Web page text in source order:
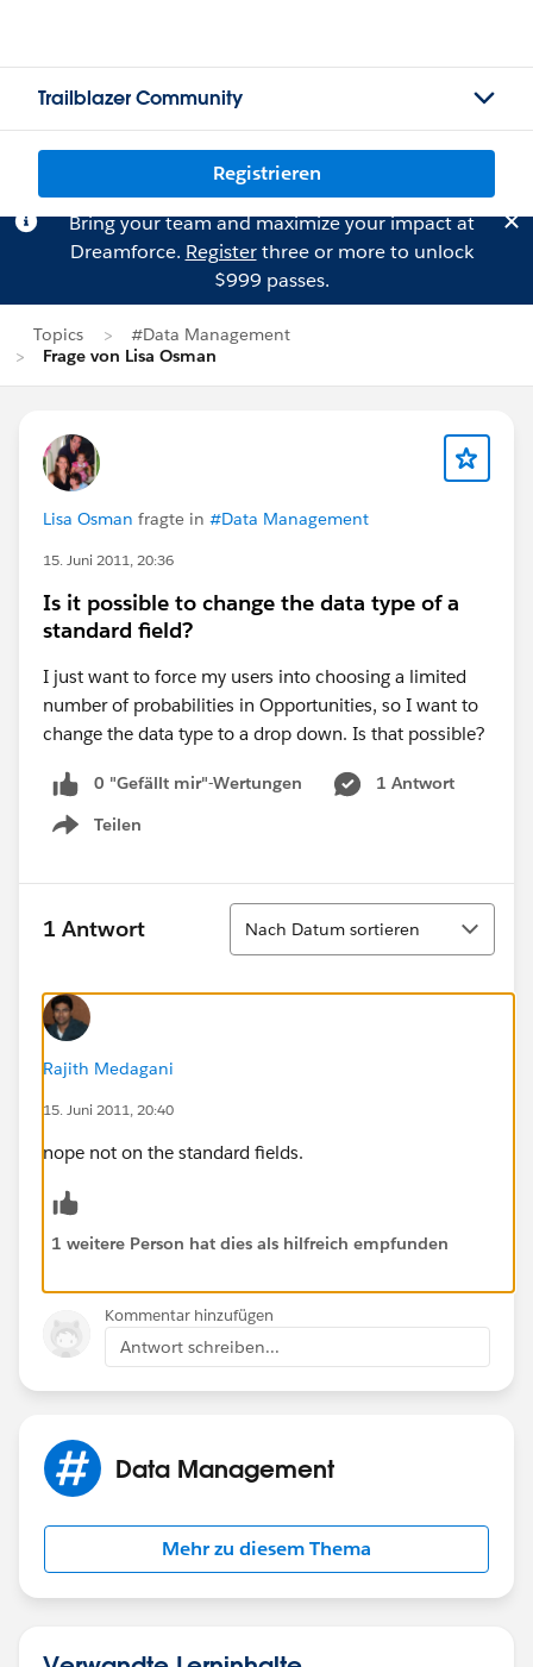
Trailblazer Community
Registrieren
Bring your team and maximize your impact at
Dreamforce. Registerthree or more to unlock
$999 passes.
Topics
#Data Management
Frage von Lisa Osman
Lisa Osman fragte in #Data Management
15. Juni 2011, 20:36
Is it possible to change the data type of a
standard field?
I just want to force my users into choosing a limited
number of probabilities in Opportunities, so I want to
change the data type to a drop down. Is that possible?
0 "Gefällt mir"-Wertungen
1 Antwort
Teilen
Show menu
1 Antwort
Sortieren
Nach Datum sortieren
Rajith Medagani
15. Juni 2011, 20:40
nope not on the standard fields.
1 weitere Person hat dies als hilfreich empfunden
Kommentar hinzufügen
Antwort schreiben...
Data Management
Mehr zu diesem Thema